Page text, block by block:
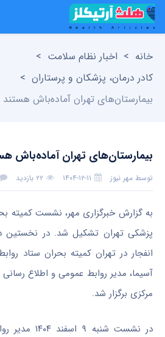
خانه > اخبار نظام سلامت >
کادر درمان، پزشکان و پرستاران >
بیمارستان‌های تهران آماده‌باش هستند
بیمارستان‌های تهران آماده‌باش
توسط مهر نیوز ۱۴۰۴-۱۲-۱۱ ۲۲ بازدید
به گزارش خبرگزاری مهر، نشست کمیته
پزشکی تهران تشکیل شد. در نخستین
انفجار در تهران کمیته بحران ستاد
آسیما، مدیر روابط عمومی و اطلاع
مرکزی برگزار شد.
در نشست